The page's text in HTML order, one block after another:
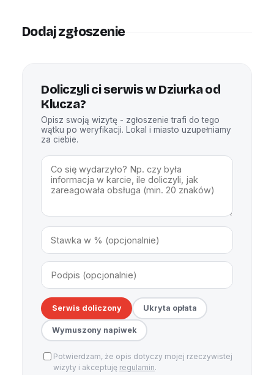
Dodaj zgłoszenie
Doliczyli ci serwis w Dziurka od
Klucza?
Opisz swoją wizytę - zgłoszenie trafi do tego
wątku po weryfikacji. Lokal i miasto uzupełniamy
za ciebie.
Serwis doliczony Ukryta opłata
Wymuszony napiwek
Potwierdzam, że opis dotyczy mojej rzeczywistej
wizyty i akceptuję regulamin.